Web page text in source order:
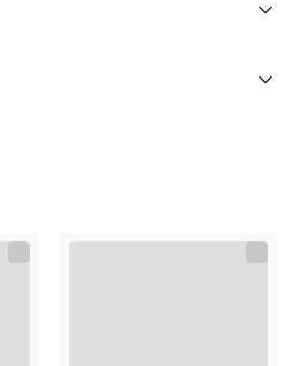
zaakceptować